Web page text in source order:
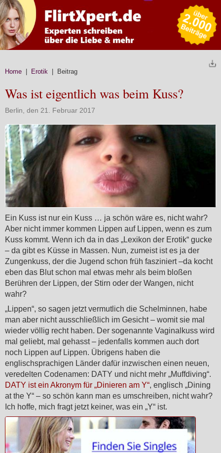
Home Erotik | Beitrag
Was ist eigentlich was beim Kuss?
Berlin, den 21. Februar 2017
Ein Kuss ist nur ein Kuss … ja schön wäre es, nicht wahr?
Aber nicht immer kommen Lippen auf Lippen, wenn es zum
Kuss kommt. Wenn ich da in das „Lexikon der Erotik“ gucke
– da gibt es Küsse in Massen. Nun, zumeist ist es ja der
Zungenkuss, der die Jugend schon früh fasziniert –da kocht
eben das Blut schon mal etwas mehr als beim bloßen
Berühren der Lippen, der Stirn oder der Wangen, nicht
wahr?
„Lippen“, so sagen jetzt vermutlich die Schelminnen, habe
man aber nicht ausschließlich im Gesicht – womit sie mal
wieder völlig recht haben. Der sogenannte Vaginalkuss wird
mal geliebt, mal gehasst – jedenfalls kommen auch dort
noch Lippen auf Lippen. Übrigens haben die
englischsprachigen Länder dafür inzwischen einen neuen,
veredelten Codenamen: DATY und nicht mehr „Muffdiving“.
DATY ist ein Akronym für „Dinieren am Y“, englisch „Dining
at the Y“ – so schön kann man es umschreiben, nicht wahr?
Ich hoffe, mich fragt jetzt keiner, was ein „Y“ ist.